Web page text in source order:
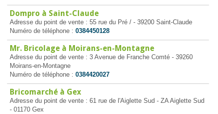
Dompro à Saint-Claude
Adresse du point de vente : 55 rue du Pré / - 39200 Saint-Claude
Numéro de téléphone : 0384450128
Mr. Bricolage à Moirans-en-Montagne
Adresse du point de vente : 3 Avenue de Franche Comté - 39260
Moirans-en-Montagne
Numéro de téléphone : 0384420027
Bricomarché à Gex
Adresse du point de vente : 61 rue de l'Aiglette Sud - ZA Aiglette Sud
- 01170 Gex